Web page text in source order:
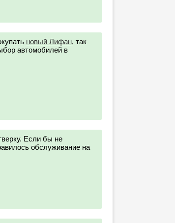
новый Лифан, так
автомобилей в
Если бы не
обслуживание на